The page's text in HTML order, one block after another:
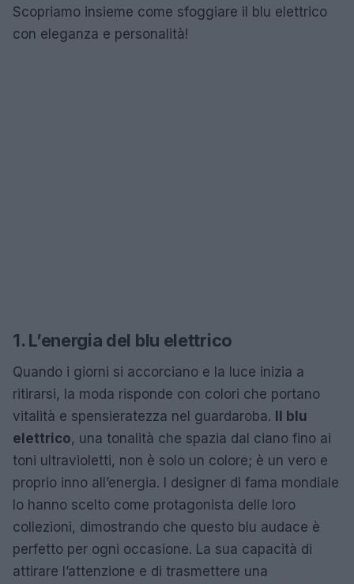
Scopriamo insieme come sfoggiare il blu elettrico
con eleganza e personalità!
1. L’energia del blu elettrico
Quando i giorni si accorciano e la luce inizia a
ritirarsi, la moda risponde con colori che portano
vitalità e spensieratezza nel guardaroba. Il blu
elettrico, una tonalità che spazia dal ciano fino ai
toni ultravioletti, non è solo un colore; è un vero e
proprio inno all’energia. I designer di fama mondiale
lo hanno scelto come protagonista delle loro
collezioni, dimostrando che questo blu audace è
perfetto per ogni occasione. La sua capacità di
attirare l’attenzione e di trasmettere una